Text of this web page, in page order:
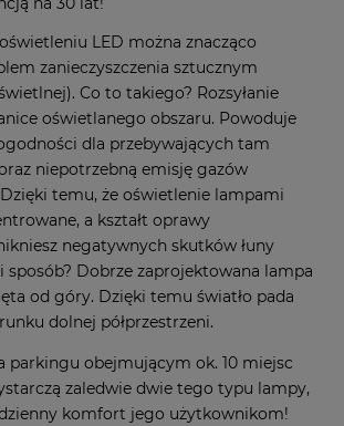
LED można znacząco
zanieczyszczenia sztucznym
Co to takiego? Rozsyłanie
oświetlanego obszaru. Powoduje
dla przebywających tam
niepotrzebną emisję gazów
temu, że oświetlenie lampami
a kształt oprawy
negatywnych skutków łuny
sposób? Dobrze zaprojektowana lampa
od góry. Dzięki temu światło pada
dolnej półprzestrzeni.
parkingu obejmującym ok. 10 miejsc
zaledwie dwie tego typu lampy,
komfort jego użytkownikom!